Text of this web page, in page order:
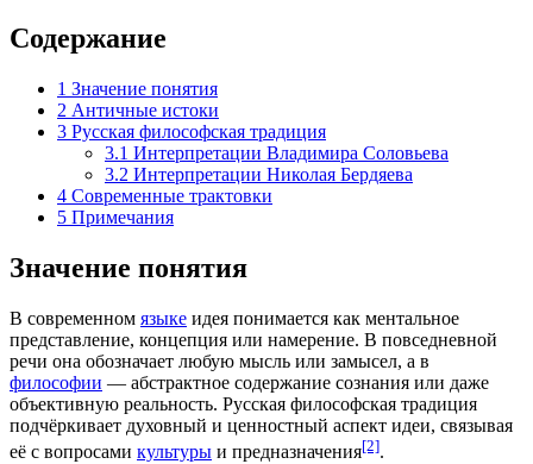
Содержание
1 Значение понятия
2 Античные истоки
3 Русская философская традиция
3.1 Интерпретации Владимира Соловьева
3.2 Интерпретации Николая Бердяева
4 Современные трактовки
5 Примечания
Значение понятия
В современном языке идея понимается как ментальное
представление, концепция или намерение. В повседневной
речи она обозначает любую мысль или замысел, а в
философии — абстрактное содержание сознания или даже
объективную реальность. Русская философская традиция
подчёркивает духовный и ценностный аспект идеи, связывая
её с вопросами культуры и предназначения[2].